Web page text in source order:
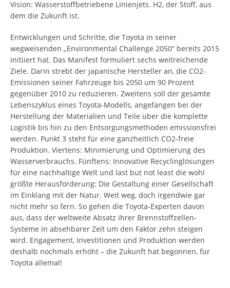
Vision: Wasserstoffbetriebene Linienjets. H2, der Stoff, aus
dem die Zukunft ist.
Entwicklungen und Schritte, die Toyota in seiner
wegweisenden „Environmental Challenge 2050“ bereits 2015
initiiert hat. Das Manifest formuliert sechs weitreichende
Ziele. Darin strebt der japanische Hersteller an, die CO2-
Emissionen seiner Fahrzeuge bis 2050 um 90 Prozent
gegenüber 2010 zu reduzieren. Zweitens soll der gesamte
Lebenszyklus eines Toyota-Modells, angefangen bei der
Herstellung der Materialien und Teile über die komplette
Logistik bis hin zu den Entsorgungsmethoden emissionsfrei
werden. Punkt 3 steht für eine ganzheitlich CO2-freie
Produktion. Viertens: Minimierung und Optimierung des
Wasserverbrauchs. Fünftens: Innovative Recyclinglösungen
für eine nachhaltige Welt und last but not least die wohl
größte Herausforderung: Die Gestaltung einer Gesellschaft
im Einklang mit der Natur. Weit weg, doch irgendwie gar
nicht mehr so fern. So gehen die Toyota-Experten davon
aus, dass der weltweite Absatz ihrer Brennstoffzellen-
Systeme in absehbarer Zeit um den Faktor zehn steigen
wird. Engagement, Investitionen und Produktion werden
deshalb nochmals erhöht – die Zukunft hat begonnen, für
Toyota allemal!